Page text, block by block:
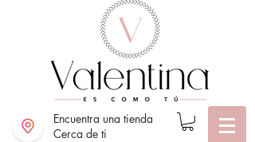
Encuentra una tienda
Cerca de ti